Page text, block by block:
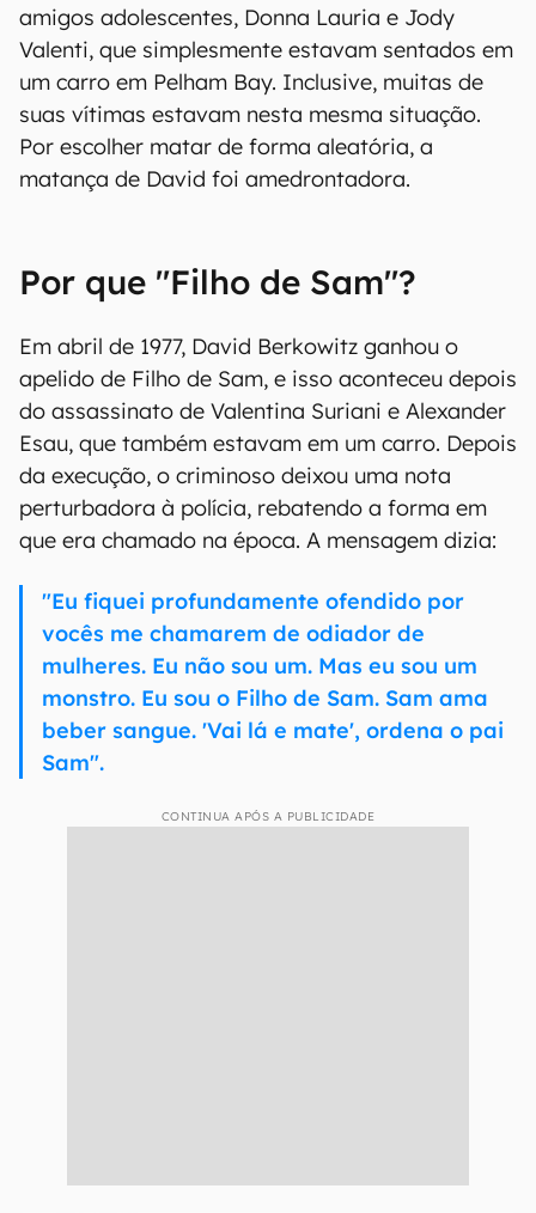
amigos adolescentes, Donna Lauria e Jody
Valenti, que simplesmente estavam sentados em
um carro em Pelham Bay. Inclusive, muitas de
suas vítimas estavam nesta mesma situação.
Por escolher matar de forma aleatória, a
matança de David foi amedrontadora.
Por que "Filho de Sam"?
Em abril de 1977, David Berkowitz ganhou o
apelido de Filho de Sam, e isso aconteceu depois
do assassinato de Valentina Suriani e Alexander
Esau, que também estavam em um carro. Depois
da execução, o criminoso deixou uma nota
perturbadora à polícia, rebatendo a forma em
que era chamado na época. A mensagem dizia:
"Eu fiquei profundamente ofendido por
vocês me chamarem de odiador de
mulheres. Eu não sou um. Mas eu sou um
monstro. Eu sou o Filho de Sam. Sam ama
beber sangue. 'Vai lá e mate', ordena o pai
Sam".
CONTINUA APÓS A PUBLICIDADE